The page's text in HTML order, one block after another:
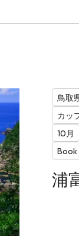
鳥取
カッ
10月
Book
浦